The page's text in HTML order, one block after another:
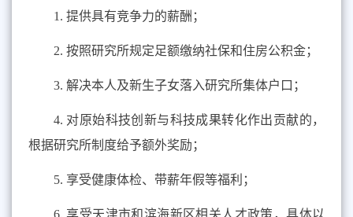
1. 提供具有竞争力的薪酬；
2. 按照研究所规定足额缴纳社保和住房公积金；
3. 解决本人及新生子女落入研究所集体户口；
4. 对原始科技创新与科技成果转化作出贡献的，
根据研究所制度给予额外奖励；
5. 享受健康体检、带薪年假等福利；
6.享受天津市和滨海新区相关人才政策，具体以